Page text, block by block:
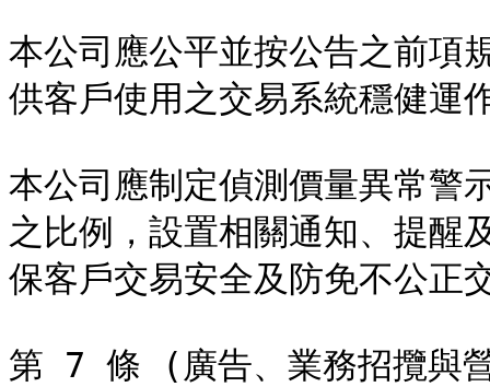
本公司應公平並按公告之前項
供客戶使用之交易系統穩健運
本公司應制定偵測價量異常警
之比例，設置相關通知、提醒
保客戶交易安全及防免不公正
第 7 條 (廣告、業務招攬與